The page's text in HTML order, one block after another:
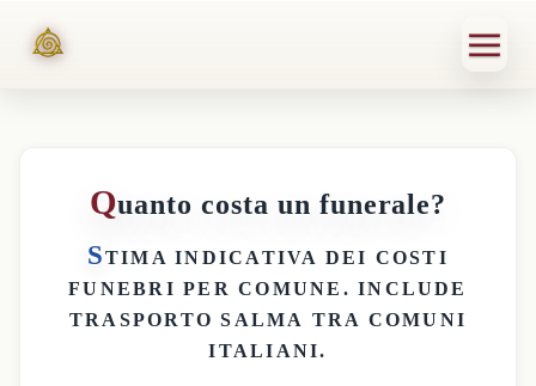
Quanto costa un funerale?
STIMA INDICATIVA DEI COSTI
FUNEBRI PER COMUNE . INCLUDE
TRASPORTO SALMA TRA COMUNI
ITALIANI.